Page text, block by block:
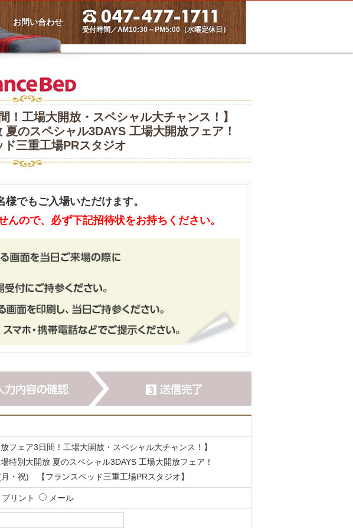
お問い合わせ
受付時間／AM10:30～PM5:00（水曜定休日）
！工場大開放・スペシャル大チャンス！】
のスペシャル3DAYS 工場大開放フェア！
三重工場PRスタジオ
でもご入場いただけます。
ので、必ず下記招待状をお持ちください。
フェア3日間！工場大開放・スペシャル大チャンス！】
特別大開放 夏のスペシャル3DAYS 工場大開放フェア！
・祝) 【フランスベッド三重工場PRスタジオ】
プリント メール